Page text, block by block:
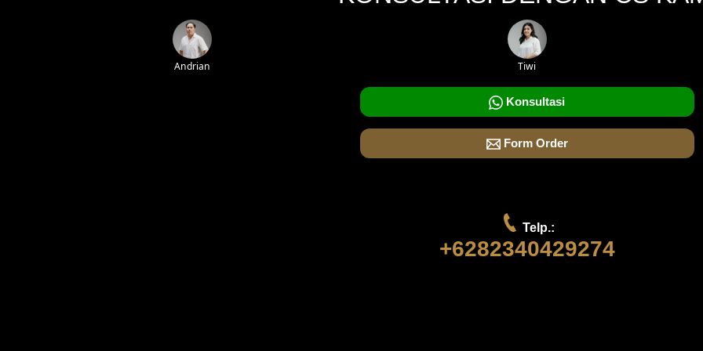
Andrian Tiwi
Konsultasi
Form Order
Telp.:
+6282340429274